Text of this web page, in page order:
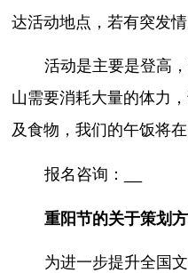
达活动地点，若有突发
活动是主要是登高
山需要消耗大量的体力
及食物，我们的午饭将在
报名咨询：__
重阳节的关于策划
为进一步提升全国